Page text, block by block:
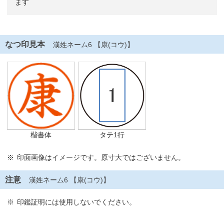
ます
なつ印見本 漢姓ネーム6 【康(コウ)】
楷書体 タテ1行
印面画像はイメージです。原寸大ではございません。
注意 漢姓ネーム6 【康(コウ)】
印鑑証明には使用しないでください。